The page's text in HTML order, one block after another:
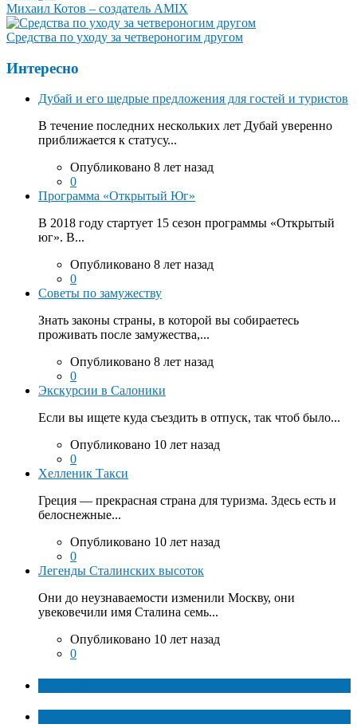
Михаил Котов – создатель AMIX
Средства по уходу за четвероногим другом
Интересно
Дубай и его щедрые предложения для гостей и туристов
В течение последних нескольких лет Дубай уверенно
приближается к статусу...
Опубликовано 8 лет назад
0
Программа «Открытый Юг»
В 2018 году стартует 15 сезон программы «Открытый
юг». В...
Опубликовано 8 лет назад
0
Советы по замужеству
Знать законы страны, в которой вы собираетесь
проживать после замужества,...
Опубликовано 8 лет назад
0
Экскурсии в Салоники
Если вы ищете куда съездить в отпуск, так чтоб было...
Опубликовано 10 лет назад
0
Хелленик Такси
Греция — прекрасная страна для туризма. Здесь есть и
белоснежные...
Опубликовано 10 лет назад
0
Легенды Сталинских высоток
Они до неузнаваемости изменили Москву, они
увековечили имя Сталина семь...
Опубликовано 10 лет назад
0